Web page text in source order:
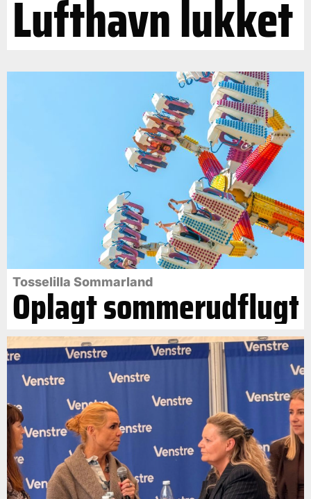
Lufthavn lukket
Tosselilla Sommarland
Oplagt sommerudflugt